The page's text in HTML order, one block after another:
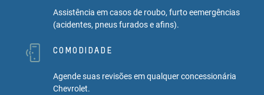
Assistência em casos de roubo, furto eemergências
(acidentes, pneus furados e afins).
COMODIDADE
Agende suas revisões em qualquer concessionária
Chevrolet.